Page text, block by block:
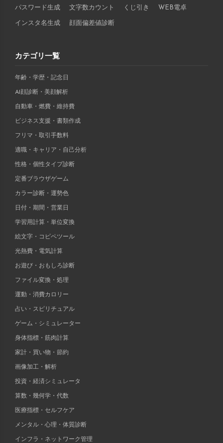
パスワード生成 文字数カウント くじ引き WEB電卓
インスタ名生成 顔面偏差値診断
カテゴリ一覧
年齢・学歴・記念日
AI顔診断・美顔解析
自動車・燃費・維持費
ビジネス支援・書類作成
フリマ・取引手数料
適職・キャリア・自己分析
性格・個性タイプ診断
定番ブラウザゲーム
カラー診断・運勢色
日付・期間・営業日
学習用計算・単位変換
絵文字・コピペツール
光熱費・電気計算
お遊び・おもしろ診断
ファイル変換・処理
運動・消費カロリー
占い・スピリチュアル
ゲーム・シミュレーター
身体指標・筋肉計算
家計・買い物・節約
画像加工・解析
投資・経済シミュレータ
算数・幾何学・代数
医療指標・セルフケア
メンタル・心理・体質診断
インフラ・ネットワーク管理